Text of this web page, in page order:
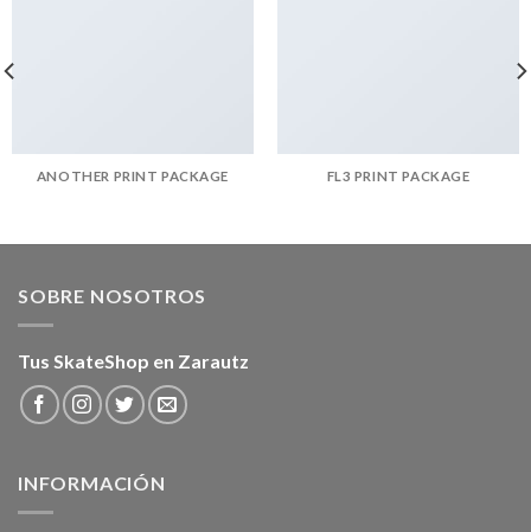
ANOTHER PRINT PACKAGE FL3 PRINT PACKAGE
SOBRE NOSOTROS
Tus SkateShop en Zarautz
INFORMACIÓN